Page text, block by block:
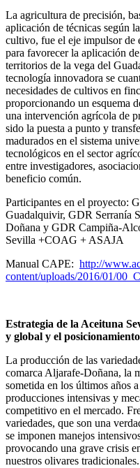
La agricultura de precisión,
aplicación de técnicas según
cultivo, fue el eje impulsor de
para favorecer la aplicación
territorios de la vega del
tecnología innovadora se
necesidades de cultivos en
proporcionando un esquema
una intervención agrícola de
sido la puesta a punto y
madurados en el sistema
tecnológicos en el sector
entre investigadores,
beneficio común.
Participantes en el proyecto:
Guadalquivir, GDR Serranía
Doñana y GDR Campiña-
Sevilla +COAG + ASAJA
Manual CAPE: http://
content/uploads/2016/01/
Estrategia de la Aceituna
y global y el
La producción de las
comarca Aljarafe-Doñana, la
sometida en los últimos años
producciones intensivas y
competitivo en el mercado.
variedades, que son una
se imponen manejos
provocando una grave crisis
nuestros olivares tradicionales.